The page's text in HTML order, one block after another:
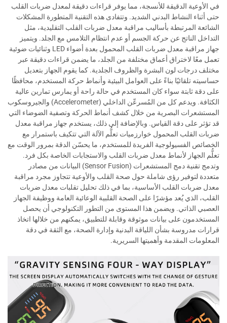
في الأوعية الدقيقة للأنسجة، مما يوفر قراءات دقيقة لمعدل ضربات القلب
حتى أثناء النشاط البدني الشديد. وتتفادى هذه التقنية المتطورة المشكلات
الشائعة المرتبطة بأساليب مراقبة معدل ضربات القلب التقليدية، مثل
التداخل الناتج عن حركة الجسم أو عدم انتظام التلامس مع الجلد. ويتميز
جهاز مراقبة معدل ضربات القلب المحمول بعدة أضواء LED وثنائيات ضوئية
تعمل معًا لاختراق أعماق مختلفة من الجلد، ما يضمن قراءات دقيقة عبر
مختلف درجات لون البشرة والظروف الجلدية. كما يقوم الجهاز بتعديل
حساسيته تلقائيًا بناءً على العوامل البيئية وأنماط حركة المستخدم، محافظًا
على دقة ثابتة سواء كان المستخدم في حالة راحة أو يمارس تمارين عالية
الكثافة. ويدعم كل من المُسرعّن الداخلي (Accelerometer) والجيروسكوب
المستشعرات البصرية من خلال كشف أنماط الحركة وتصفية الضوضاء التي
قد تؤثر على دقة القياس. وبالإضافة إلى ذلك، يستخدم جهاز مراقبة معدل
ضربات القلب المحمول خوارزميات تعلُّم الآلة التي تتكيف باستمرار مع
الخصائص الفسيولوجية الفريدة للمستخدم، ما يحسّن الدقة بمرور الوقت مع
تعلُّم الجهاز لأنماط معدل ضربات القلب والاستجابات الخاصة بكل فرد.
وتدمج تقنية دمج المستشعرات (Sensor Fusion) البيانات من مصادر
متعددة لتوفير رؤى شاملة حول صحة القلب والأوعية تتجاوز مجرد مراقبة
معدل ضربات القلب الأساسية، بما في ذلك تحليل تقلبات معدل ضربات
القلب، الذي يُعد مؤشرًا على الصحة القلبية الوعائية العامة ووظيفة الجهاز
العصبي الذاتي. ويضمن هذا المستوى من التطور التكنولوجي أن يحصل
المستخدمون على بيانات موثوقة وقابلة للتطبيق، يمكنهم من خلالها اتخاذ
قرارات مدروسة بشأن اللياقة البدنية وإدارة الصحة، مع الثقة في دقة
المعلومات المقدمة وأهميتها السريرية.